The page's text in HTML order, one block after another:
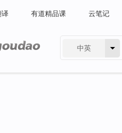
译 有道精品课 云笔记
中英